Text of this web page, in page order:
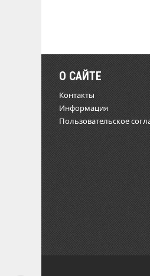
О САЙТЕ
Контакты
Информация
Пользовательское